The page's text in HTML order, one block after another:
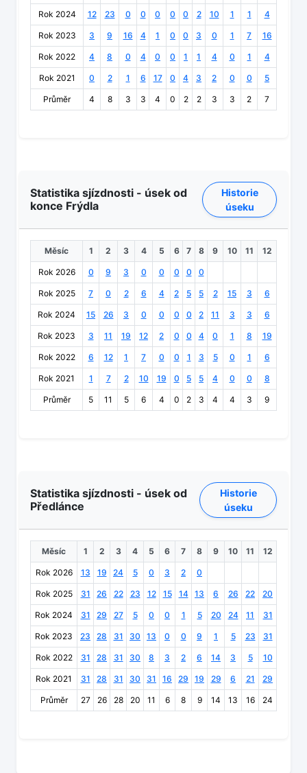
Rok 2024 12 23 0 0 0 0 0 2 10 1 1 4
Rok 2023 3 9 16 4 1 0 0 3 0 1 7 16
Rok 2022 4 8 0 4 0 0 1 1 4 0 1 4
Rok 2021 0 2 1 6 17 0 4 3 2 0 0 5
Průměr 4 8 3 3 4 0 2 2 3 3 2 7
Statistika sjízdnosti - úsek od
konce Frýdla
Historie
úseku
Měsíc 1 2 3 4 5 6 7 8 9 10 11 12
Rok 2026 0 9 3 0 0 0 0 0
Rok 2025 7 0 2 6 4 2 5 5 2 15 3 6
Rok 2024 15 26 3 0 0 0 0 2 11 3 3 6
Rok 2023 3 11 19 12 2 0 0 4 0 1 8 19
Rok 2022 6 12 1 7 0 0 1 3 5 0 1 6
Rok 2021 1 7 2 10 19 0 5 5 4 0 0 8
Průměr 5 11 5 6 4 0 2 3 4 4 3 9
Statistika sjízdnosti - úsek od
Předlánce
Historie
úseku
Měsíc 1 2 3 4 5 6 7 8 9 10 11 12
Rok 2026 13 19 24 5 0 3 2 0
Rok 2025 31 26 22 23 12 15 14 13 6 26 22 20
Rok 2024 31 29 27 5 0 0 1 5 20 24 11 31
Rok 2023 23 28 31 30 13 0 0 9 1 5 23 31
Rok 2022 31 28 31 30 8 3 2 6 14 3 5 10
Rok 2021 31 28 31 30 31 16 29 19 29 6 21 29
Průměr 27 26 28 20 11 6 8 9 14 13 16 24